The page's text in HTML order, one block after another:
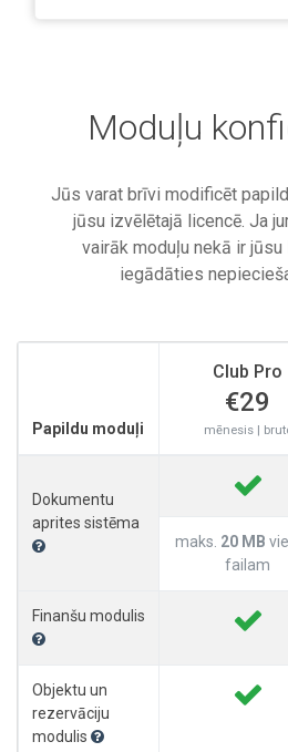
Moduļu
Jūs varat brīvi modificēt
jūsu izvēlētajā licencē. Ja
vairāk moduļu nekā ir jūsu
iegādāties
Papildu moduļi
Club Pro
€29
mēnesis |
Dokumentu
aprites sistēma
maks. 20 MB
failam
Finanšu modulis
Objektu un
rezervāciju
modulis